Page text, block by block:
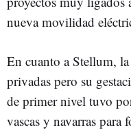
nueva movilidad
En cuanto a Stellum,
privadas pero su
de primer nivel tuvo
vascas y navarras para